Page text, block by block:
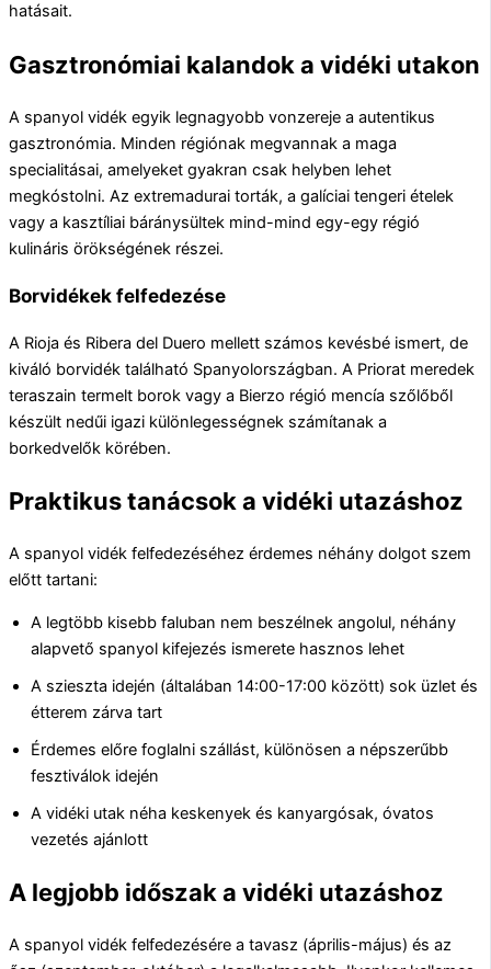
hatásait.
Gasztronómiai kalandok a vidéki utakon
A spanyol vidék egyik legnagyobb vonzereje a autentikus
gasztronómia. Minden régiónak megvannak a maga
specialitásai, amelyeket gyakran csak helyben lehet
megkóstolni. Az extremadurai torták, a galíciai tengeri ételek
vagy a kasztíliai báránysültek mind-mind egy-egy régió
kulináris örökségének részei.
Borvidékek felfedezése
A Rioja és Ribera del Duero mellett számos kevésbé ismert, de
kiváló borvidék található Spanyolországban. A Priorat meredek
teraszain termelt borok vagy a Bierzo régió mencía szőlőből
készült nedűi igazi különlegességnek számítanak a
borkedvelők körében.
Praktikus tanácsok a vidéki utazáshoz
A spanyol vidék felfedezéséhez érdemes néhány dolgot szem
előtt tartani:
A legtöbb kisebb faluban nem beszélnek angolul, néhány
alapvető spanyol kifejezés ismerete hasznos lehet
A szieszta idején (általában 14:00-17:00 között) sok üzlet és
étterem zárva tart
Érdemes előre foglalni szállást, különösen a népszerűbb
fesztiválok idején
A vidéki utak néha keskenyek és kanyargósak, óvatos
vezetés ajánlott
A legjobb időszak a vidéki utazáshoz
A spanyol vidék felfedezésére a tavasz (április-május) és az